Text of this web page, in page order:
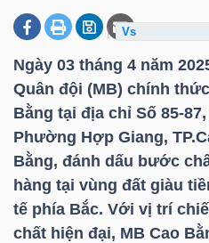
Ngày 03 tháng 4 năm
Quân đội (MB) chính
Bằng tại địa chỉ Số 85-
Phường Hợp Giang,
Bằng, đánh dấu bước
hàng tại vùng đất giàu
tế phía Bắc. Với vị trí
chất hiện đại, MB Cao
DOANH
NGHIỆP
BẤT
ĐỘNG
SẢN